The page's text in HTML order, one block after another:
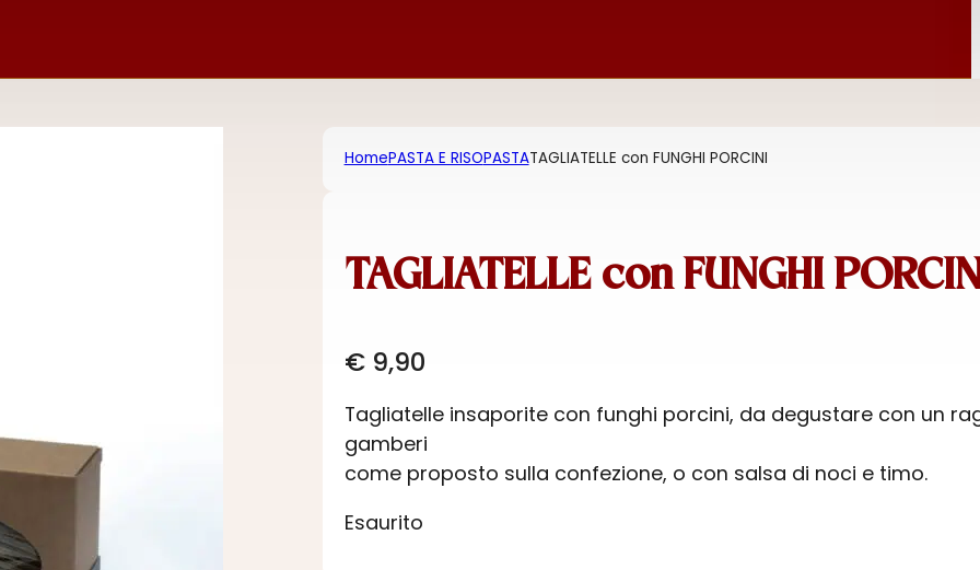
HomePASTA E RISOPASTATAGLIATELLE con FUNGHI PORCINI
TAGLIATELLE con FUNGHI
€9,90
Tagliatelle insaporite con funghi porcini, da degustare con un
gamberi
come proposto sulla confezione, o con salsa di noci e timo.
Esaurito